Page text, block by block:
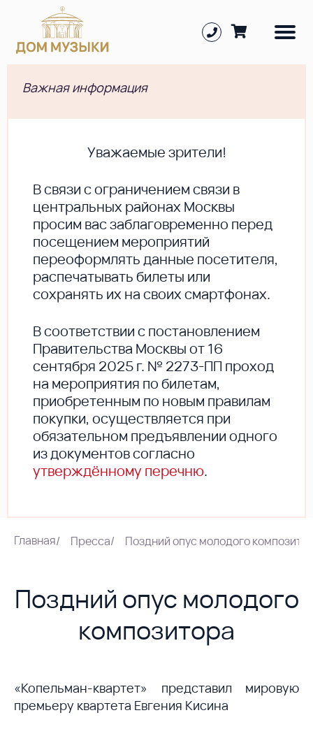
Важная информация
Уважаемые зрители!
В cвязи с ограничением связи в
центральных районах Москвы
просим вас заблаговременно перед
посещением мероприятий
переоформлять данные посетителя,
распечатывать билеты или
сохранять их на своих смартфонах.
В соответствии с постановлением
Правительства Москвы от 16
сентября 2025 г. № 2273-ПП проход
на мероприятия по билетам,
приобретенным по новым правилам
покупки, осуществляется при
обязательном предъявлении одного
из документов согласно
утверждённому перечню.
Главная/ Пресса/ Поздний опус молодого
Поздний опус молодого
композитора
«Копельман-квартет» представил мировую
премьеру квартета Евгения Кисина